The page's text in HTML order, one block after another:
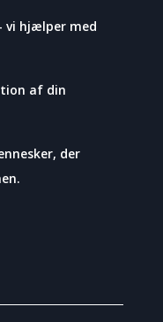
vi hjælper med
af din
der